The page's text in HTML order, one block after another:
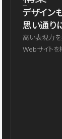
デザイン
思い通り
高い表現力
Webサイトを